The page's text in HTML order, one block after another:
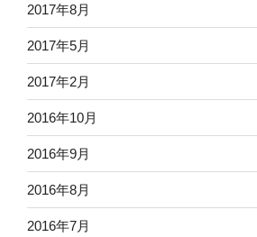
2017年8月
2017年5月
2017年2月
2016年10月
2016年9月
2016年8月
2016年7月